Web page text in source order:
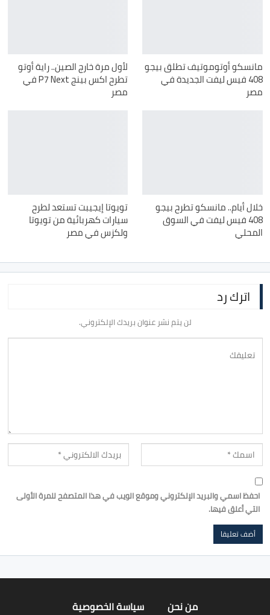
مانسكو أوتوموتيف تطلق بيجو
408 فيس ليفت الجديدة في
مصر
لأول مرة خارج الصين.. راية أوتو
تطرح اكس بينج P7 Next في
مصر
خلال أيام.. مانسكو تطرح بيجو
408 فيس ليفت في السوق
المحلي
تويوتا إيجيبت تستعد لطرح
سيارات كهربائية من تويوتا
ولكزس في مصر
اترك رد
لن يتم نشر عنوان بريدك الإلكتروني.
احفظ اسمي والبريد الإلكتروني وموقع الويب في هذا المتصفح للمرة الأولى
التي أعلق فيها.
من نحن سياسة الخصوصية